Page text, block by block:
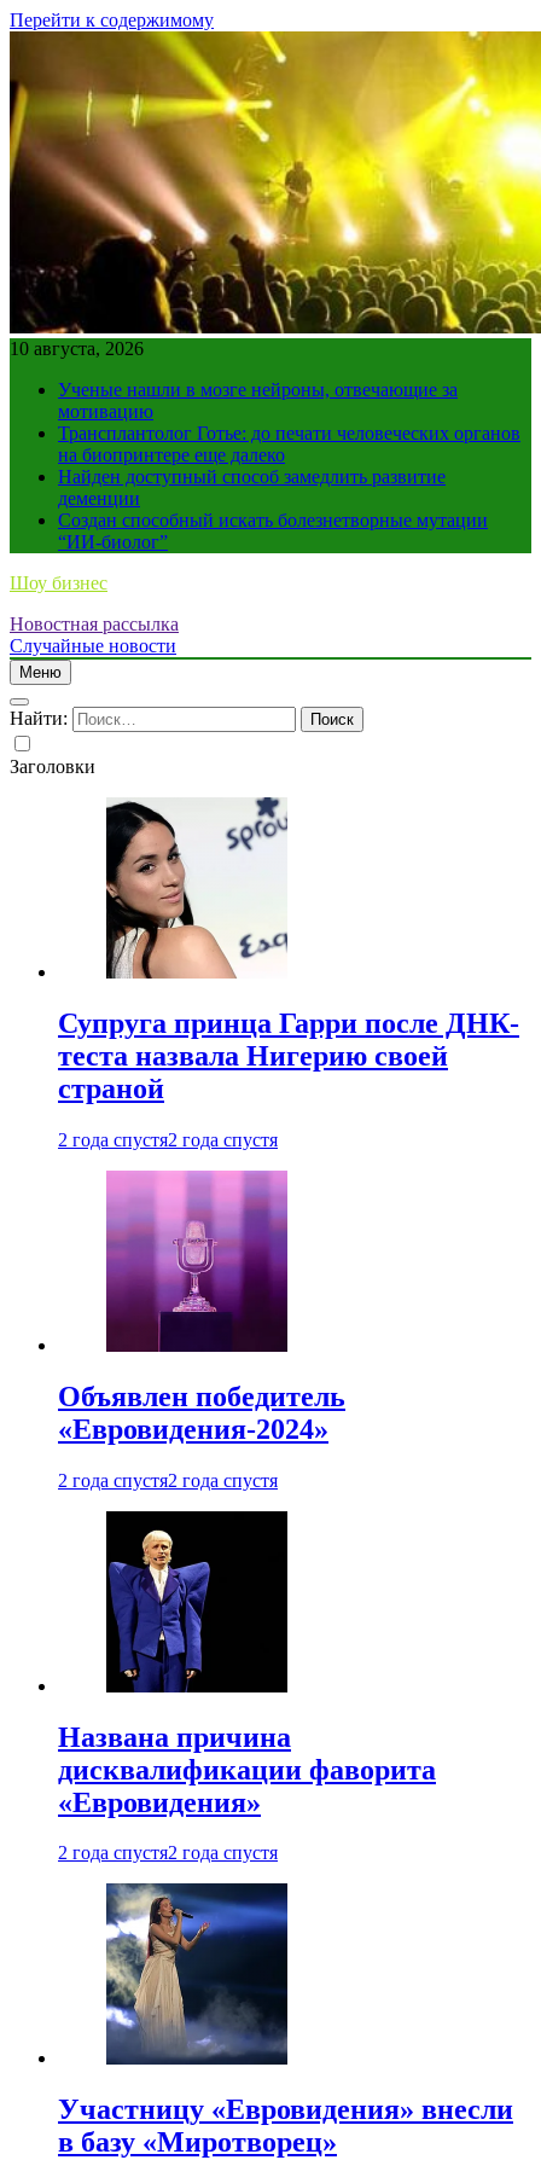
Перейти к содержимому
10 августа, 2026
Ученые нашли в мозге нейроны, отвечающие за
мотивацию
Трансплантолог Готье: до печати человеческих органов
на биопринтере еще далеко
Найден доступный способ замедлить развитие
деменции
Создан способный искать болезнетворные мутации
“ИИ-биолог”
Шоу бизнес
Новостная рассылка
Случайные новости
Меню
Найти:
Заголовки
Супруга принца Гарри после ДНК-
теста назвала Нигерию своей
страной
2 года спустя2 года спустя
Объявлен победитель
«Евровидения-2024»
2 года спустя2 года спустя
Названа причина
дисквалификации фаворита
«Евровидения»
2 года спустя2 года спустя
Участницу «Евровидения» внесли
в базу «Миротворец»